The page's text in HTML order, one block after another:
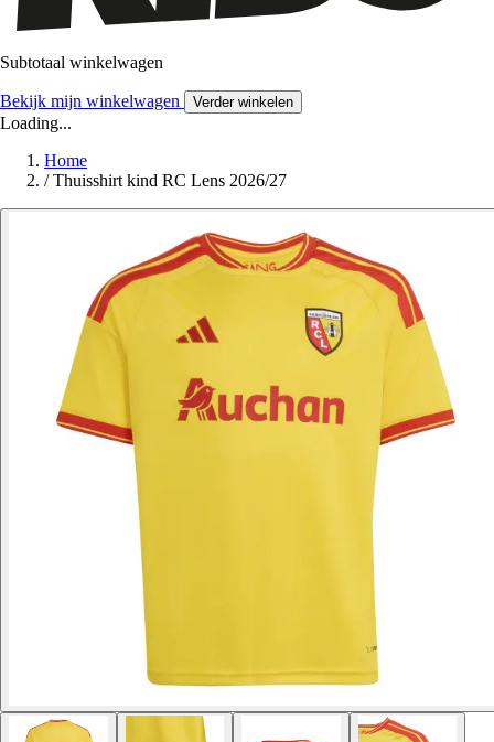
Subtotaal winkelwagen
Bekijk mijn winkelwagen Verder winkelen
Loading...
Home
/ Thuisshirt kind RC Lens 2026/27